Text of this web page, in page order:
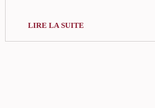
LIRE LA SUITE